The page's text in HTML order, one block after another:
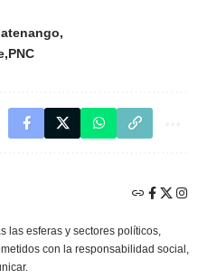
PNC
las esferas y sectores políticos,
con la responsabilidad social,